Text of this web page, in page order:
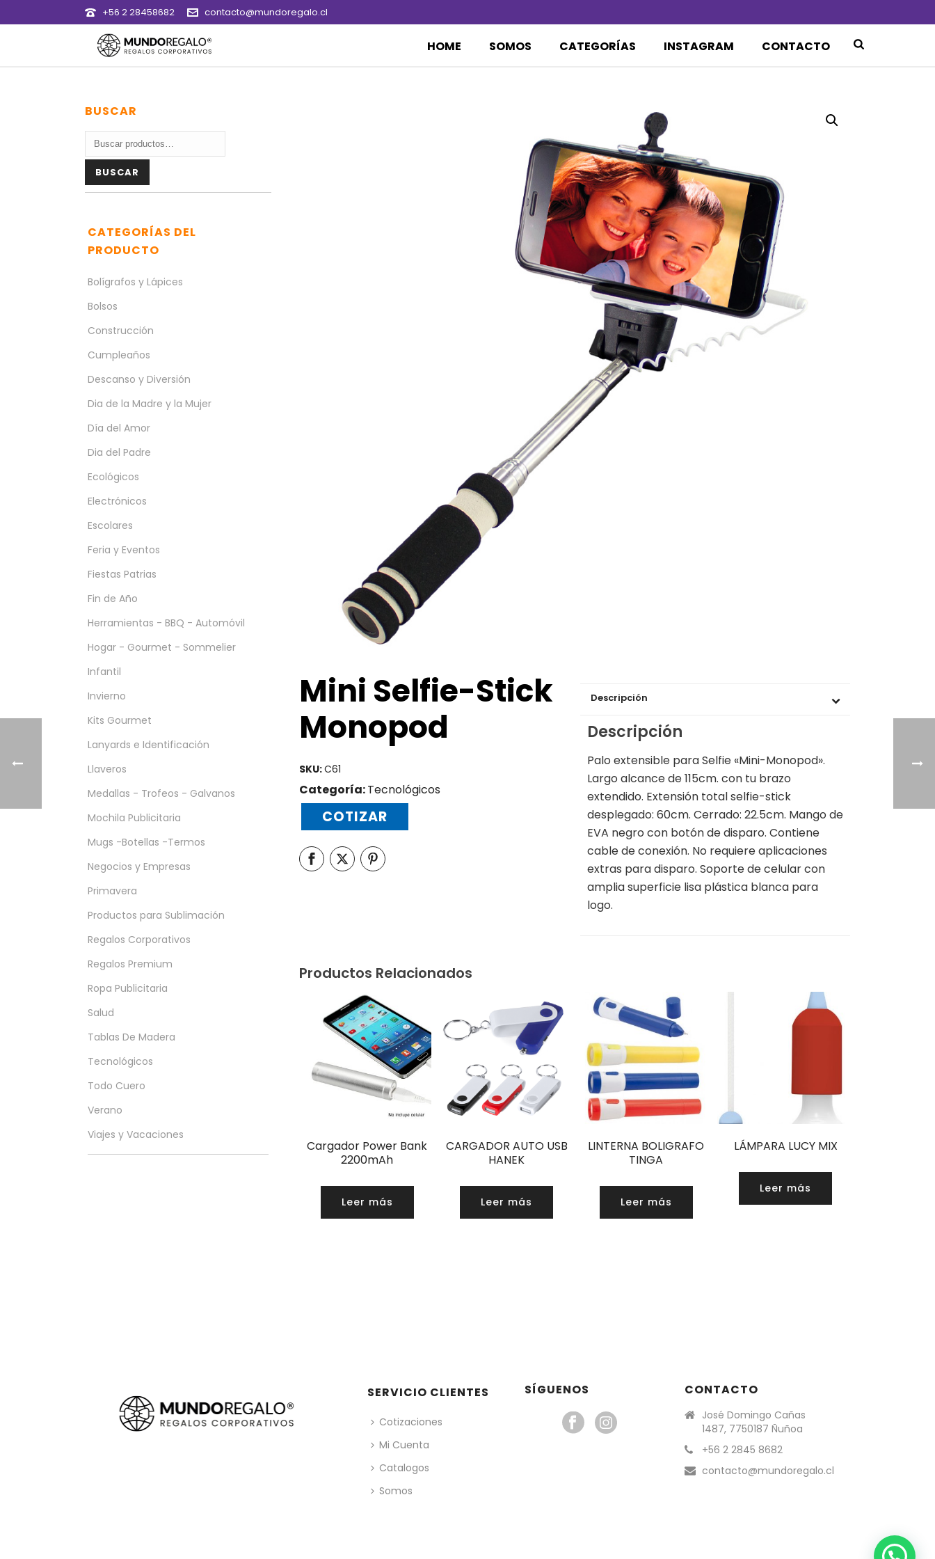
+56 2 28458682 contacto@mundoregalo.cl
HOME SOMOS CATEGORÍAS INSTAGRAM CONTACTO
Mini Selfie-Stick
Monopod
SKU:C61
Categoría:Tecnológicos
COTIZAR
Descripción
Descripción
Palo extensible para Selfie «Mini-Monopod».
Largo alcance de 115cm. con tu brazo
extendido. Extensión total selfie-stick
desplegado: 60cm. Cerrado: 22.5cm. Mango de
EVA negro con botón de disparo. Contiene
cable de conexión. No requiere aplicaciones
extras para disparo. Soporte de celular con
amplia superficie lisa plástica blanca para
logo.
Productos Relacionados
Cargador Power Bank
2200mAh
Leer más
CARGADOR AUTO USB
HANEK
Leer más
LINTERNA BOLIGRAFO
TINGA
Leer más
LÁMPARA LUCY MIX
Leer más
BUSCAR
Buscar
por:
BUSCAR
CATEGORÍAS DEL
PRODUCTO
Bolígrafos y Lápices
Bolsos
Construcción
Cumpleaños
Descanso y Diversión
Dia de la Madre y la Mujer
Día del Amor
Dia del Padre
Ecológicos
Electrónicos
Escolares
Feria y Eventos
Fiestas Patrias
Fin de Año
Herramientas - BBQ - Automóvil
Hogar - Gourmet - Sommelier
Infantil
Invierno
Kits Gourmet
Lanyards e Identificación
Llaveros
Medallas - Trofeos - Galvanos
Mochila Publicitaria
Mugs -Botellas -Termos
Negocios y Empresas
Primavera
Productos para Sublimación
Regalos Corporativos
Regalos Premium
Ropa Publicitaria
Salud
Tablas De Madera
Tecnológicos
Todo Cuero
Verano
Viajes y Vacaciones
SERVICIO CLIENTES
Cotizaciones
Mi Cuenta
Catalogos
Somos
SÍGUENOS CONTACTO
José Domingo Cañas
1487, 7750187 Ñuñoa
+56 2 2845 8682
contacto@mundoregalo.cl